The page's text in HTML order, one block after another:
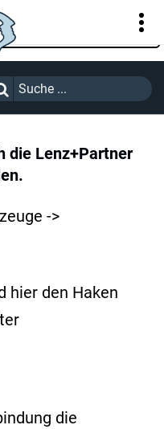
die Lenz+Partner
->
hier den Haken
die